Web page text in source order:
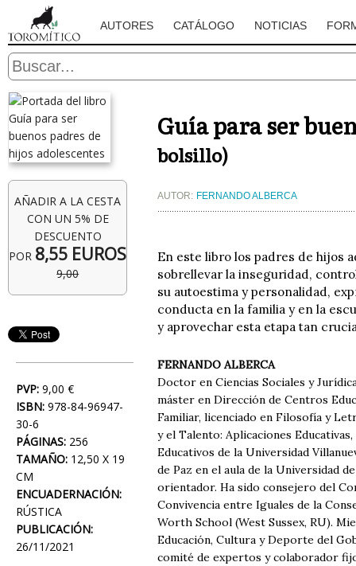
AUTORES CATÁLOGO NOTICIAS
AÑADIR A LA CESTA
CON UN 5% DE
DESCUENTO
POR 8,55 EUROS
9,00
PVP: 9,00 €
ISBN: 978-84-96947-
30-6
PÁGINAS: 256
TAMAÑO: 12,50 X 19
CM
ENCUADERNACIÓN:
RÚSTICA
PUBLICACIÓN:
26/11/2021
Guía para ser
bolsillo)
AUTOR: FERNANDO ALBERCA
En este libro los padres de hijos
sobrellevar la inseguridad,
su autoestima y personalidad,
conducta en la familia y en la
y aprovechar esta etapa tan
FERNANDO ALBERCA
Doctor en Ciencias Sociales y
máster en Dirección de Centros
Familiar, licenciado en Filosofía y
y el Talento: Aplicaciones
Educativos de la Universidad
de Paz en el aula de la Universidad
orientador. Ha sido consejero del
Convivencia entre Iguales de la
Worth School (West Sussex, RU).
Educación, Cultura y Deporte del
comité de expertos y colaborador